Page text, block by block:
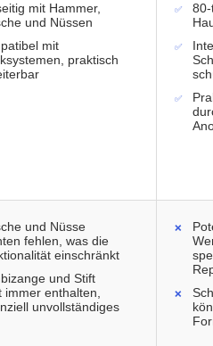
mit Hammer,
und Nüssen
mit
praktisch
und Nüsse
fehlen, was die
einschränkt
und Stift
immer enthalten,
unvollständiges